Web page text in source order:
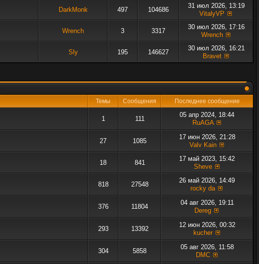
DarkMonk 497 104686
31 июл 2026, 13:19
VitalyVP
Wrench 3 3317
30 июл 2026, 17:16
Wrench
Sly 195 146627
30 июл 2026, 16:21
Bravet
Темы Сообщения Последнее сообщение
1 111
05 апр 2024, 18:44
RuAGA
27 1085
17 июн 2026, 21:28
Valv Kain
18 841
17 май 2023, 15:42
Sheve
818 27548
26 май 2026, 14:49
rocky da
376 11804
04 авг 2026, 19:11
Dereg
293 13392
12 июн 2026, 00:32
kucher
304 5858
05 авг 2026, 11:58
DMC